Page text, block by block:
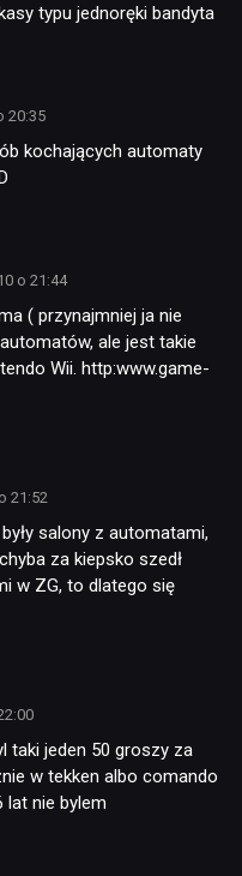
typu jednoręki bandyta
20:35
kochających automaty
o 21:44
( przynajmniej ja nie
ale jest takie
Wii. http:www.game-
21:52
salony z automatami,
za kiepsko szedł
w ZG, to dlatego się
taki jeden 50 groszy za
w tekken albo comando
lat nie bylem